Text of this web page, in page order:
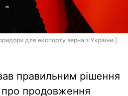
для експорту зерна з України |
правильним рішення
про продовження